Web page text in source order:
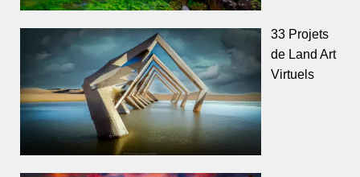
33 Projets
de Land Art
Virtuels